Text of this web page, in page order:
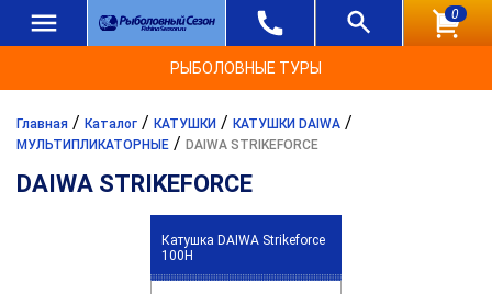
0
РЫБОЛОВНЫЕ ТУРЫ
Главная / Каталог / КАТУШКИ / КАТУШКИ DAIWA /
МУЛЬТИПЛИКАТОРНЫЕ / DAIWA STRIKEFORCE
DAIWA STRIKEFORCE
Катушка DAIWA Strikeforce
100H